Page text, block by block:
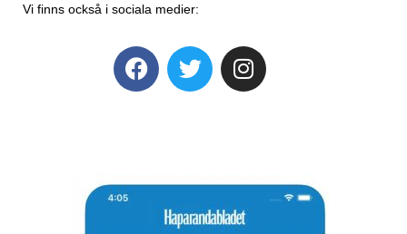
Vi finns också i sociala medier: